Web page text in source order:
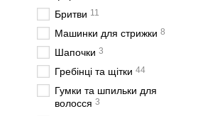
Бритви 11
Машинки для стрижки 8
Шапочки 3
Гребінці та щітки 44
Гумки та шпильки для
волосся 3